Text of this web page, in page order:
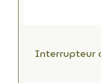
Interrupteur